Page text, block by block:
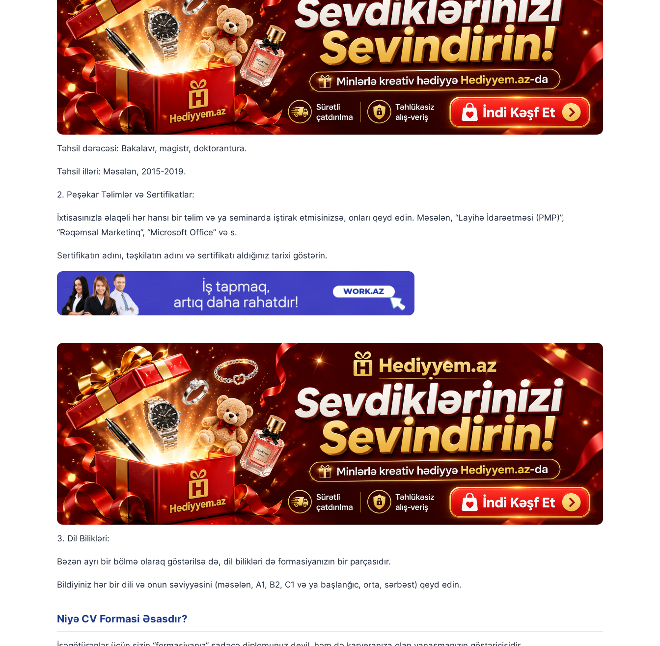
Təhsil dərəcəsi: Bakalavr, magistr, doktorantura.
Təhsil illəri: Məsələn, 2015-2019.
2. Peşəkar Təlimlər və Sertifikatlar:
İxtisasınızla əlaqəli hər hansı bir təlim və ya seminarda iştirak etmisinizsə, onları qeyd edin. Məsələn, “Layihə İdarəetməsi (PMP)”,
“Rəqəmsal Marketinq”, “Microsoft Office” və s.
Sertifikatın adını, təşkilatın adını və sertifikatı aldığınız tarixi göstərin.
3. Dil Bilikləri:
Bəzən ayrı bir bölmə olaraq göstərilsə də, dil bilikləri də formasiyanızın bir parçasıdır.
Bildiyiniz hər bir dili və onun səviyyəsini (məsələn, A1, B2, C1 və ya başlanğıc, orta, sərbəst) qeyd edin.
Niyə CV Formasi Əsasdır?